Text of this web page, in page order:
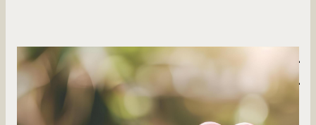
ביטוח בריאות קבוצתי לקהילת בויאן - אשר פישמן
ביטוחים בשיתוף עמותת יעזורו
בשורה משמעותית למשפחות ברוכות , ביטוח בריאות קבוצתי עם
הטבות יחודיות וכיסויים נרחבים.